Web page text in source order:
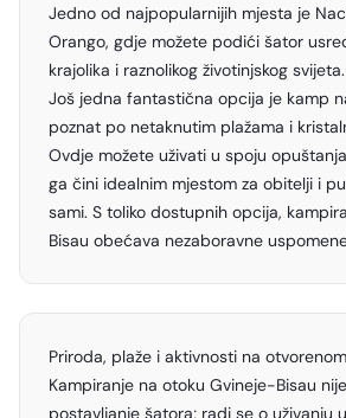
Jedno od najpopularnijih mjesta je
Orango, gdje možete podići šator
krajolika i raznolikog životinjskog svijeta.
Još jedna fantastična opcija je kamp
poznat po netaknutim plažama i
Ovdje možete uživati u spoju
ga čini idealnim mjestom za obitelji i
sami. S toliko dostupnih opcija,
Bisau obećava nezaboravne
Priroda, plaže i aktivnosti na otvorenom
Kampiranje na otoku Gvineje-Bisau
postavljanje šatora; radi se o uživanju